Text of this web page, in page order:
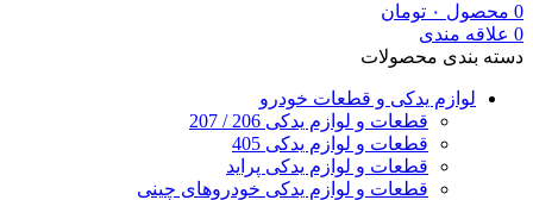
0 محصول ۰ تومان
0 علاقه مندی
دسته بندی محصولات
لوازم یدکی و قطعات خودرو
قطعات و لوازم یدکی 206 / 207
قطعات و لوازم یدکی 405
قطعات و لوازم یدکی پراید
قطعات و لوازم یدکی خودروهای چینی